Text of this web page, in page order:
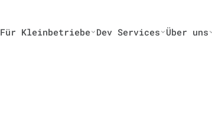
Für Kleinbetriebe Dev Services Über uns